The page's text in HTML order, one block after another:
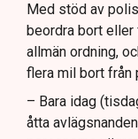
Med stöd av
beordra bort
allmän ordning,
flera mil bort från
– Bara idag
åtta